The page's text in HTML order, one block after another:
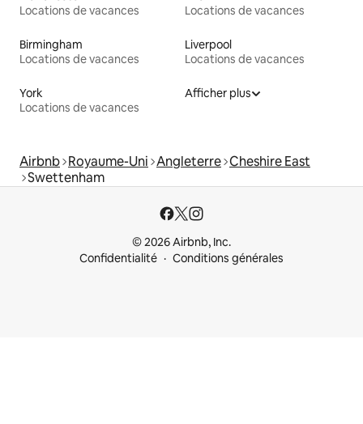
Locations de vacances
Locations de vacances
Birmingham
Locations de vacances
Liverpool
Locations de vacances
York
Locations de vacances
Afficher plus
Airbnb Royaume-Uni Angleterre Cheshire East
Swettenham
© 2026 Airbnb, Inc.
Confidentialité
Conditions générales